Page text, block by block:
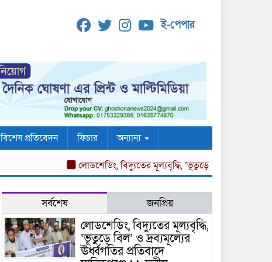
ই-পেপার
বিশেষ প্রতিবেদন ফিচার অন্যান্য
লোডশেডিং, বিদ্যুতের মূল্যবৃদ্ধি, ‘ভূতুড়ে বিল’ ও দ্রব্যমূল্যের
সর্বশেষ জনপ্রিয়
লোডশেডিং, বিদ্যুতের মূল্যবৃদ্ধি,
‘ভূতুড়ে বিল’ ও দ্রব্যমূল্যের
ঊর্ধ্বগতির প্রতিবাদে